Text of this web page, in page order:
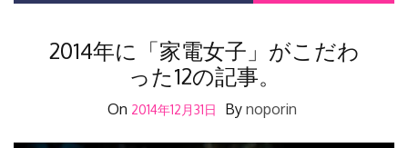
2014年に「家電女子」がこだわ
った12の記事。
On 2014年12月31日 By noporin